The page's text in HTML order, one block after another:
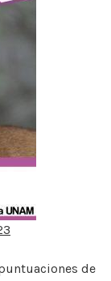
de